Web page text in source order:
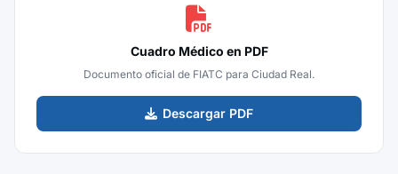
Cuadro Médico en PDF
Documento oficial de FIATC para Ciudad Real.
Descargar PDF